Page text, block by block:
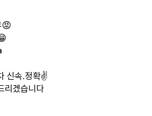
😡
신속.정확✌️
리겠습니다